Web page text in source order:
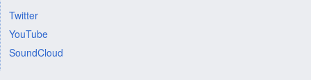
Twitter
YouTube
SoundCloud